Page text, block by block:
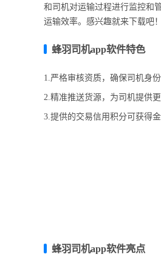
和司机对运输过程进行监控和
运输效率。感兴趣就来下载吧！
蜂羽司机app软件特色
1.严格审核资质，确保司机身
2.精准推送货源，为司机提供
3.提供的交易信用积分可获得
蜂羽司机app软件亮点